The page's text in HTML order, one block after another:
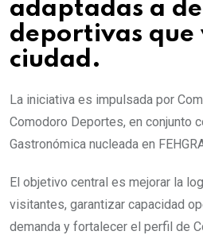
adaptadas a
deportivas que
ciudad.
La iniciativa es impulsada por
Comodoro Deportes, en conjunto
Gastronómica nucleada en
El objetivo central es mejorar la
visitantes, garantizar capacidad
demanda y fortalecer el perfil de